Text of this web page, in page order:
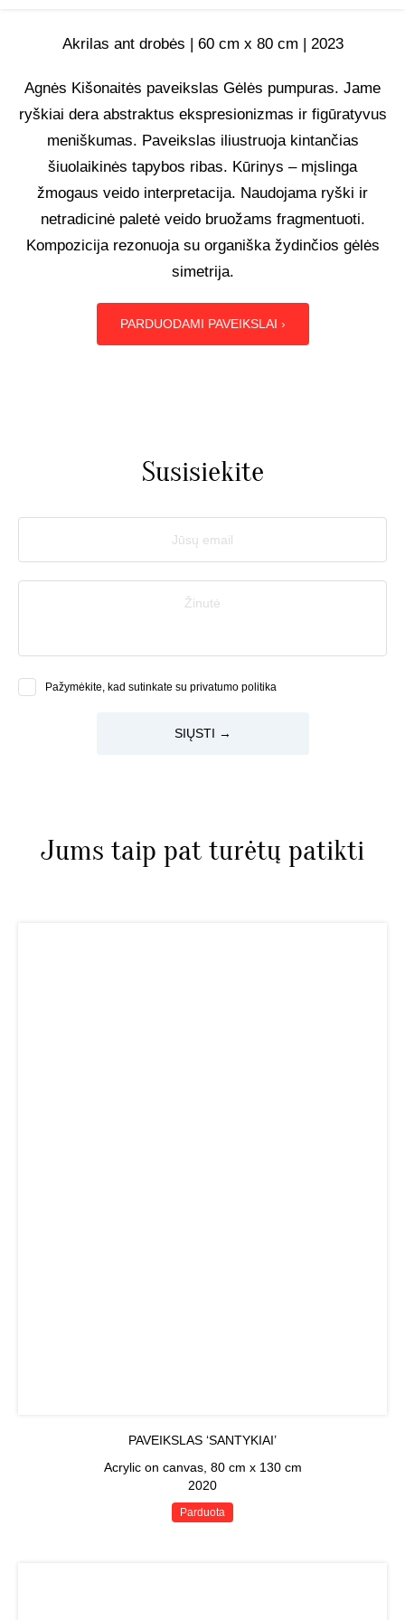
TAPYBOS PAMOKOS
BIO
Akrilas ant drobės | 60 cm x 80 cm | 2023
Agnės Kišonaitės paveikslas Gėlės pumpuras. Jame
ryškiai dera abstraktus ekspresionizmas ir figūratyvus
meniškumas. Paveikslas iliustruoja kintančias
šiuolaikinės tapybos ribas. Kūrinys – mįslinga
žmogaus veido interpretacija. Naudojama ryški ir
netradicinė paletė veido bruožams fragmentuoti.
Kompozicija rezonuoja su organiška žydinčios gėlės
simetrija.
PARDUODAMI PAVEIKSLAI ›
Susisiekite
Jūsų email
Žinutė
Pažymėkite, kad sutinkate su privatumo politika
SIŲSTI →
Jums taip pat turėtų patikti
PAVEIKSLAS ‘SANTYKIAI’
Acrylic on canvas, 80 cm x 130 cm
2020
Parduota